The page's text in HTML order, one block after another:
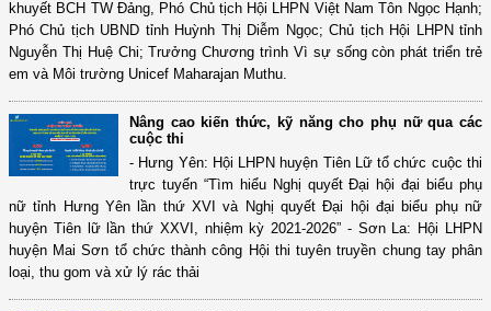
khuyết BCH TW Đảng, Phó Chủ tịch Hội LHPN Việt Nam Tôn Ngọc Hạnh;
Phó Chủ tịch UBND tỉnh Huỳnh Thị Diễm Ngọc; Chủ tịch Hội LHPN tỉnh
Nguyễn Thị Huệ Chi; Trưởng Chương trình Vì sự sống còn phát triển trẻ
em và Môi trường Unicef Maharajan Muthu.
Nâng cao kiến thức, kỹ năng cho phụ nữ qua các
cuộc thi
- Hưng Yên: Hội LHPN huyện Tiên Lữ tổ chức cuộc thi
trực tuyến “Tìm hiểu Nghị quyết Đại hội đại biểu phụ
nữ tỉnh Hưng Yên lần thứ XVI và Nghị quyết Đại hội đại biểu phụ nữ
huyện Tiên lữ lần thứ XXVI, nhiệm kỳ 2021-2026” - Sơn La: Hội LHPN
huyện Mai Sơn tổ chức thành công Hội thi tuyên truyền chung tay phân
loại, thu gom và xử lý rác thải